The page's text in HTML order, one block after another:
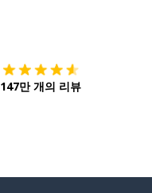
147만 개의 리뷰